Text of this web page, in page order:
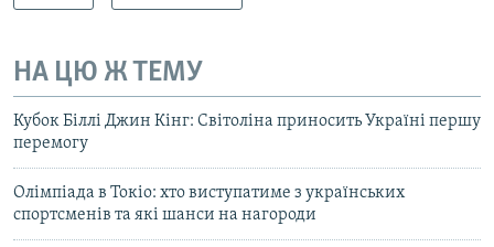
НА ЦЮ Ж ТЕМУ
Кубок Біллі Джин Кінг: Світоліна приносить Україні першу
перемогу
Олімпіада в Токіо: хто виступатиме з українських
спортсменів та які шанси на нагороди